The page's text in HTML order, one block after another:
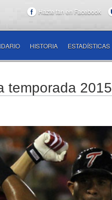
Hazte fan en Facebook
HISTORIA ESTADÍSTICAS
temporada 2015